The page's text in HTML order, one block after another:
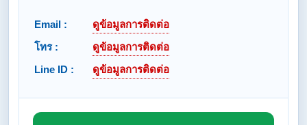
Email :
ดูข้อมูลการติดต่อ
โทร :
ดูข้อมูลการติดต่อ
Line ID :
ดูข้อมูลการติดต่อ